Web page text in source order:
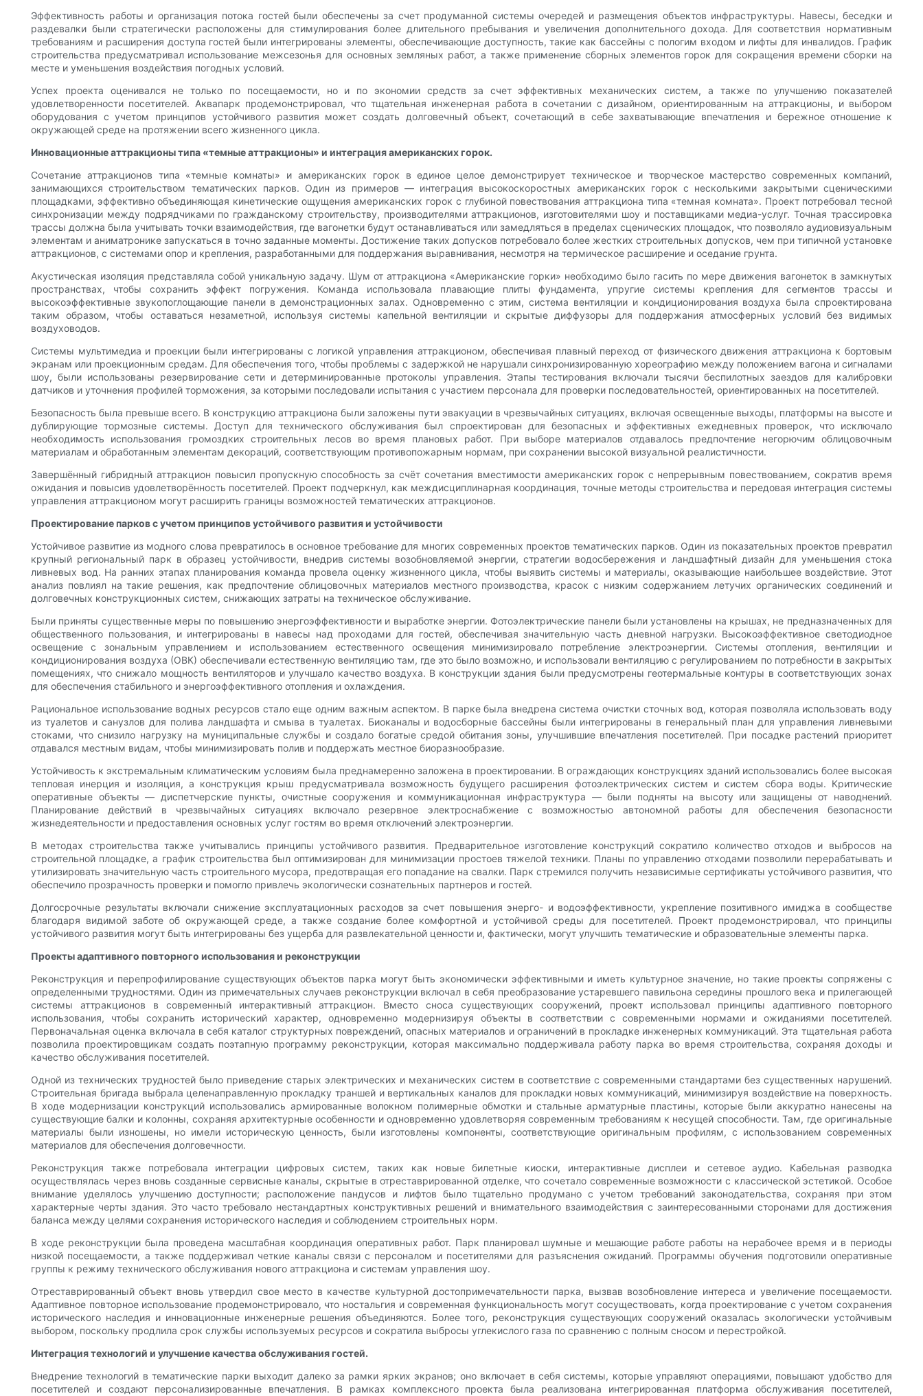
Эффективность работы и организация потока гостей были обеспечены за счет продуманной системы очередей и размещения объектов инфраструктуры. Навесы, беседки и
раздевалки были стратегически расположены для стимулирования более длительного пребывания и увеличения дополнительного дохода. Для соответствия нормативным
требованиям и расширения доступа гостей были интегрированы элементы, обеспечивающие доступность, такие как бассейны с пологим входом и лифты для инвалидов. График
строительства предусматривал использование межсезонья для основных земляных работ, а также применение сборных элементов горок для сокращения времени сборки на
месте и уменьшения воздействия погодных условий.
Успех проекта оценивался не только по посещаемости, но и по экономии средств за счет эффективных механических систем, а также по улучшению показателей
удовлетворенности посетителей. Аквапарк продемонстрировал, что тщательная инженерная работа в сочетании с дизайном, ориентированным на аттракционы, и выбором
оборудования с учетом принципов устойчивого развития может создать долговечный объект, сочетающий в себе захватывающие впечатления и бережное отношение к
окружающей среде на протяжении всего жизненного цикла.
Инновационные аттракционы типа «темные аттракционы» и интеграция американских горок.
Сочетание аттракционов типа «темные комнаты» и американских горок в единое целое демонстрирует техническое и творческое мастерство современных компаний,
занимающихся строительством тематических парков. Один из примеров — интеграция высокоскоростных американских горок с несколькими закрытыми сценическими
площадками, эффективно объединяющая кинетические ощущения американских горок с глубиной повествования аттракциона типа «темная комната». Проект потребовал тесной
синхронизации между подрядчиками по гражданскому строительству, производителями аттракционов, изготовителями шоу и поставщиками медиа-услуг. Точная трассировка
трассы должна была учитывать точки взаимодействия, где вагонетки будут останавливаться или замедляться в пределах сценических площадок, что позволяло аудиовизуальным
элементам и аниматронике запускаться в точно заданные моменты. Достижение таких допусков потребовало более жестких строительных допусков, чем при типичной установке
аттракционов, с системами опор и крепления, разработанными для поддержания выравнивания, несмотря на термическое расширение и оседание грунта.
Акустическая изоляция представляла собой уникальную задачу. Шум от аттракциона «Американские горки» необходимо было гасить по мере движения вагонеток в замкнутых
пространствах, чтобы сохранить эффект погружения. Команда использовала плавающие плиты фундамента, упругие системы крепления для сегментов трассы и
высокоэффективные звукопоглощающие панели в демонстрационных залах. Одновременно с этим, система вентиляции и кондиционирования воздуха была спроектирована
таким образом, чтобы оставаться незаметной, используя системы капельной вентиляции и скрытые диффузоры для поддержания атмосферных условий без видимых
воздуховодов.
Системы мультимедиа и проекции были интегрированы с логикой управления аттракционом, обеспечивая плавный переход от физического движения аттракциона к бортовым
экранам или проекционным средам. Для обеспечения того, чтобы проблемы с задержкой не нарушали синхронизированную хореографию между положением вагона и сигналами
шоу, были использованы резервирование сети и детерминированные протоколы управления. Этапы тестирования включали тысячи беспилотных заездов для калибровки
датчиков и уточнения профилей торможения, за которыми последовали испытания с участием персонала для проверки последовательностей, ориентированных на посетителей.
Безопасность была превыше всего. В конструкцию аттракциона были заложены пути эвакуации в чрезвычайных ситуациях, включая освещенные выходы, платформы на высоте и
дублирующие тормозные системы. Доступ для технического обслуживания был спроектирован для безопасных и эффективных ежедневных проверок, что исключало
необходимость использования громоздких строительных лесов во время плановых работ. При выборе материалов отдавалось предпочтение негорючим облицовочным
материалам и обработанным элементам декораций, соответствующим противопожарным нормам, при сохранении высокой визуальной реалистичности.
Завершённый гибридный аттракцион повысил пропускную способность за счёт сочетания вместимости американских горок с непрерывным повествованием, сократив время
ожидания и повысив удовлетворённость посетителей. Проект подчеркнул, как междисциплинарная координация, точные методы строительства и передовая интеграция системы
управления аттракционом могут расширить границы возможностей тематических аттракционов.
Проектирование парков с учетом принципов устойчивого развития и устойчивости
Устойчивое развитие из модного слова превратилось в основное требование для многих современных проектов тематических парков. Один из показательных проектов превратил
крупный региональный парк в образец устойчивости, внедрив системы возобновляемой энергии, стратегии водосбережения и ландшафтный дизайн для уменьшения стока
ливневых вод. На ранних этапах планирования команда провела оценку жизненного цикла, чтобы выявить системы и материалы, оказывающие наибольшее воздействие. Этот
анализ повлиял на такие решения, как предпочтение облицовочных материалов местного производства, красок с низким содержанием летучих органических соединений и
долговечных конструкционных систем, снижающих затраты на техническое обслуживание.
Были приняты существенные меры по повышению энергоэффективности и выработке энергии. Фотоэлектрические панели были установлены на крышах, не предназначенных для
общественного пользования, и интегрированы в навесы над проходами для гостей, обеспечивая значительную часть дневной нагрузки. Высокоэффективное светодиодное
освещение с зональным управлением и использованием естественного освещения минимизировало потребление электроэнергии. Системы отопления, вентиляции и
кондиционирования воздуха (ОВК) обеспечивали естественную вентиляцию там, где это было возможно, и использовали вентиляцию с регулированием по потребности в закрытых
помещениях, что снижало мощность вентиляторов и улучшало качество воздуха. В конструкции здания были предусмотрены геотермальные контуры в соответствующих зонах
для обеспечения стабильного и энергоэффективного отопления и охлаждения.
Рациональное использование водных ресурсов стало еще одним важным аспектом. В парке была внедрена система очистки сточных вод, которая позволяла использовать воду
из туалетов и санузлов для полива ландшафта и смыва в туалетах. Биоканалы и водосборные бассейны были интегрированы в генеральный план для управления ливневыми
стоками, что снизило нагрузку на муниципальные службы и создало богатые средой обитания зоны, улучшившие впечатления посетителей. При посадке растений приоритет
отдавался местным видам, чтобы минимизировать полив и поддержать местное биоразнообразие.
Устойчивость к экстремальным климатическим условиям была преднамеренно заложена в проектировании. В ограждающих конструкциях зданий использовались более высокая
тепловая инерция и изоляция, а конструкция крыш предусматривала возможность будущего расширения фотоэлектрических систем и систем сбора воды. Критические
оперативные объекты — диспетчерские пункты, очистные сооружения и коммуникационная инфраструктура — были подняты на высоту или защищены от наводнений.
Планирование действий в чрезвычайных ситуациях включало резервное электроснабжение с возможностью автономной работы для обеспечения безопасности
жизнедеятельности и предоставления основных услуг гостям во время отключений электроэнергии.
В методах строительства также учитывались принципы устойчивого развития. Предварительное изготовление конструкций сократило количество отходов и выбросов на
строительной площадке, а график строительства был оптимизирован для минимизации простоев тяжелой техники. Планы по управлению отходами позволили перерабатывать и
утилизировать значительную часть строительного мусора, предотвращая его попадание на свалки. Парк стремился получить независимые сертификаты устойчивого развития, что
обеспечило прозрачность проверки и помогло привлечь экологически сознательных партнеров и гостей.
Долгосрочные результаты включали снижение эксплуатационных расходов за счет повышения энерго- и водоэффективности, укрепление позитивного имиджа в сообществе
благодаря видимой заботе об окружающей среде, а также создание более комфортной и устойчивой среды для посетителей. Проект продемонстрировал, что принципы
устойчивого развития могут быть интегрированы без ущерба для развлекательной ценности и, фактически, могут улучшить тематические и образовательные элементы парка.
Проекты адаптивного повторного использования и реконструкции
Реконструкция и перепрофилирование существующих объектов парка могут быть экономически эффективными и иметь культурное значение, но такие проекты сопряжены с
определенными трудностями. Один из примечательных случаев реконструкции включал в себя преобразование устаревшего павильона середины прошлого века и прилегающей
системы аттракционов в современный интерактивный аттракцион. Вместо сноса существующих сооружений, проект использовал принципы адаптивного повторного
использования, чтобы сохранить исторический характер, одновременно модернизируя объекты в соответствии с современными нормами и ожиданиями посетителей.
Первоначальная оценка включала в себя каталог структурных повреждений, опасных материалов и ограничений в прокладке инженерных коммуникаций. Эта тщательная работа
позволила проектировщикам создать поэтапную программу реконструкции, которая максимально поддерживала работу парка во время строительства, сохраняя доходы и
качество обслуживания посетителей.
Одной из технических трудностей было приведение старых электрических и механических систем в соответствие с современными стандартами без существенных нарушений.
Строительная бригада выбрала целенаправленную прокладку траншей и вертикальных каналов для прокладки новых коммуникаций, минимизируя воздействие на поверхность.
В ходе модернизации конструкций использовались армированные волокном полимерные обмотки и стальные арматурные пластины, которые были аккуратно нанесены на
существующие балки и колонны, сохраняя архитектурные особенности и одновременно удовлетворяя современным требованиям к несущей способности. Там, где оригинальные
материалы были изношены, но имели историческую ценность, были изготовлены компоненты, соответствующие оригинальным профилям, с использованием современных
материалов для обеспечения долговечности.
Реконструкция также потребовала интеграции цифровых систем, таких как новые билетные киоски, интерактивные дисплеи и сетевое аудио. Кабельная разводка
осуществлялась через вновь созданные сервисные каналы, скрытые в отреставрированной отделке, что сочетало современные возможности с классической эстетикой. Особое
внимание уделялось улучшению доступности; расположение пандусов и лифтов было тщательно продумано с учетом требований законодательства, сохраняя при этом
характерные черты здания. Это часто требовало нестандартных конструктивных решений и внимательного взаимодействия с заинтересованными сторонами для достижения
баланса между целями сохранения исторического наследия и соблюдением строительных норм.
В ходе реконструкции была проведена масштабная координация оперативных работ. Парк планировал шумные и мешающие работе работы на нерабочее время и в периоды
низкой посещаемости, а также поддерживал четкие каналы связи с персоналом и посетителями для разъяснения ожиданий. Программы обучения подготовили оперативные
группы к режиму технического обслуживания нового аттракциона и системам управления шоу.
Отреставрированный объект вновь утвердил свое место в качестве культурной достопримечательности парка, вызвав возобновление интереса и увеличение посещаемости.
Адаптивное повторное использование продемонстрировало, что ностальгия и современная функциональность могут сосуществовать, когда проектирование с учетом сохранения
исторического наследия и инновационные инженерные решения объединяются. Более того, реконструкция существующих сооружений оказалась экологически устойчивым
выбором, поскольку продлила срок службы используемых ресурсов и сократила выбросы углекислого газа по сравнению с полным сносом и перестройкой.
Интеграция технологий и улучшение качества обслуживания гостей.
Внедрение технологий в тематические парки выходит далеко за рамки ярких экранов; оно включает в себя системы, которые управляют операциями, повышают удобство для
посетителей и создают персонализированные впечатления. В рамках комплексного проекта была реализована интегрированная платформа обслуживания посетителей,